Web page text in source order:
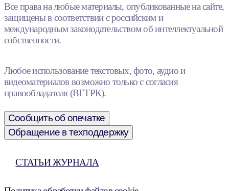
Все права на любые материалы, опубликованные на сайте,
защищены в соответствии с российским и
международным законодательством об интеллектуальной
собственности.
Любое использование текстовых, фото, аудио и
видеоматериалов возможно только с согласия
правообладателя (ВГТРК).
Сообщить об опечатке
Обращение в техподдержку
СТАТЬИ ЖУРНАЛА